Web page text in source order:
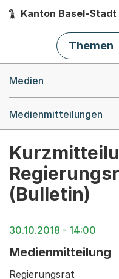
Hauptnavigation
Kanton Basel-Stadt
Themen
Medien
Medienmitteilungen
(Bulletin)
30.10.2018 - 14:00
Medienmitteilung
Regierungsrat